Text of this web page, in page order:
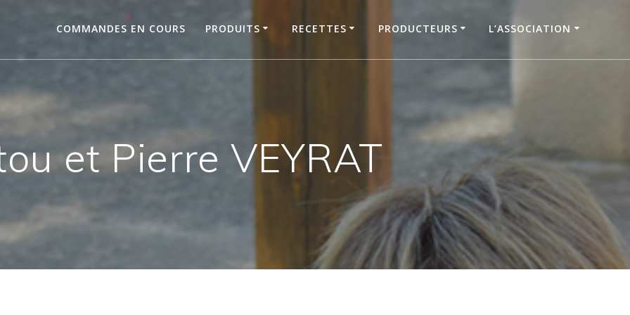
COMMANDES EN COURS PRODUITS RECETTES PRODUCTEURS L’ASSOCIATION
et Pierre VEYRAT